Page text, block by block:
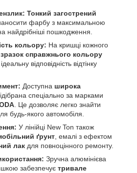
Тонкий загострений
фарбу з максимальною
найдрібніші пошкодження.
кольору: На кришці кожного
зразок справжнього кольору
відповідність відтінку
Доступна широка
спеціально за марками
. Це дозволяє легко знайти
будь-якого автомобіля.
У лінійці New Ton також
ґрунт , емалі з ефектом
лак для повноцінного ремонту.
Зручна алюмінієва
забезпечує тривале